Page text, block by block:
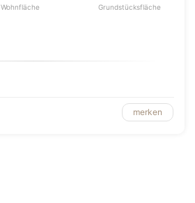
Wohnfläche Grundstücksfläche
merken